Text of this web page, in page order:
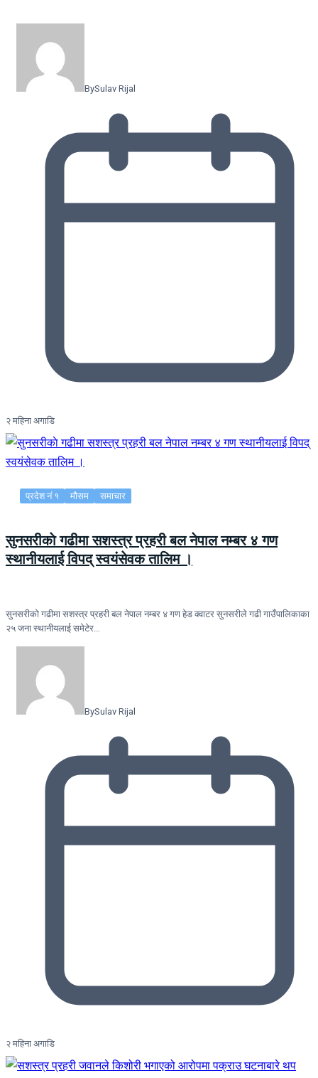
BySulav Rijal
२ महिना अगाडि
प्रदेश नं १ मौसम समाचार
सुनसरीकाे गढीमा सशस्त्र प्रहरी बल नेपाल नम्बर ४ गण
स्थानीयलाई विपद् स्वयंसेवक तालिम ।
सुनसरीकाे गढीमा सशस्त्र प्रहरी बल नेपाल नम्बर ४ गण हेड क्वाटर सुनसरीले गढी गाउँपालिकाका
२५ जना स्थानीयलाई समेटेर…
BySulav Rijal
२ महिना अगाडि